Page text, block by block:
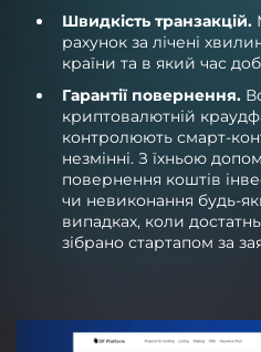
Швидкість транзакцій.
рахунок за лічені
країни та в який час
Гарантії повернення.
криптовалютній
контролюють смарт-
незмінні. З їхньою
повернення коштів
чи невиконання будь-
випадках, коли
зібрано стартапом за